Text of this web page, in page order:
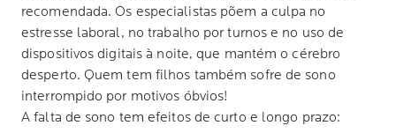
recomendada. Os especialistas põem a culpa no
estresse laboral, no trabalho por turnos e no uso de
dispositivos digitais à noite, que mantém o cérebro
desperto. Quem tem filhos também sofre de sono
interrompido por motivos óbvios!
A falta de sono tem efeitos de curto e longo prazo: